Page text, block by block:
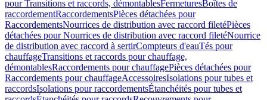
pour Transitions et raccords, démontablesFermeturesBoîtes de
raccordementRaccordementsPièces détachées pour
RaccordementsNourrices de distribution avec raccord filetéPièces
détachées pour Nourrices de distribution avec raccord filetéNourrice
de distribution avec raccord à sertirCompteurs d'eauTés pour
chauffageTransitions et raccords pour chauffage,
démontablesRaccordements pour chauffagePièces détachées pour
Raccordements pour chauffageAccessoiresIsolations pour tubes et
raccordsIsolations pour raccordementsÉtanchéités pour tubes et